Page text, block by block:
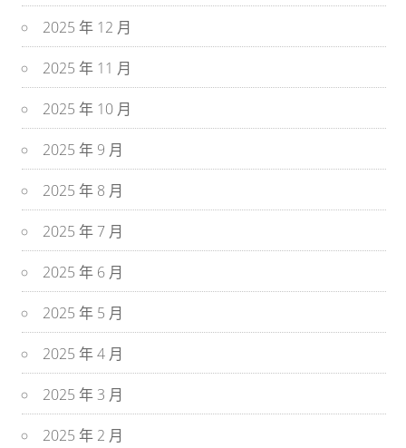
2025 年 12 月
2025 年 11 月
2025 年 10 月
2025 年 9 月
2025 年 8 月
2025 年 7 月
2025 年 6 月
2025 年 5 月
2025 年 4 月
2025 年 3 月
2025 年 2 月